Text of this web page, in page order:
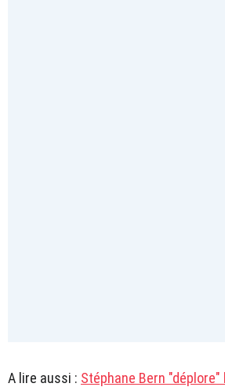
A lire aussi : Stéphane Bern